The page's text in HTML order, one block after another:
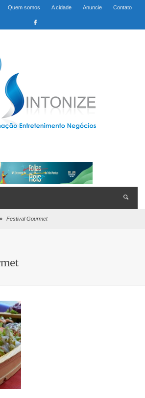
Quem somos A cidade Anuncie Contato
» Festival Gourmet